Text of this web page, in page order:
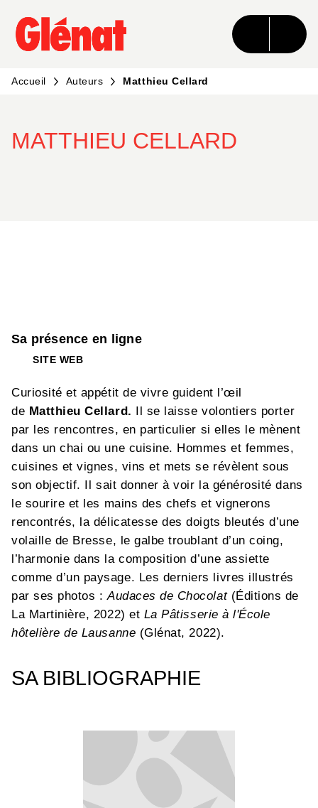
MENU RECHERCHE CONTENU
PIED DE PAGE
Accueil Auteurs Matthieu Cellard
MATTHIEU CELLARD
Curiosité et appétit de vivre guident l’œil
de Matthieu Cellard. Il se laisse volontiers porter
par les rencontres, en particulier si elles le mènent
dans un chai ou une cuisine. Hommes et femmes,
cuisines et vignes, vins et mets se révèlent sous
son objectif. Il sait donner à voir la générosité dans
le sourire et les mains des chefs et vignerons
rencontrés, la délicatesse des doigts bleutés d’une
volaille de Bresse, le galbe troublant d’un coing,
l’harmonie dans la composition d’une assiette
comme d’un paysage. Les derniers livres illustrés
par ses photos :Audaces de Chocolat(Éditions de
La Martinière, 2022) et La Pâtisserie à l'École
hôtelière de Lausanne (Glénat, 2022).
Sa présence en ligne
SITE WEB
SA BIBLIOGRAPHIE